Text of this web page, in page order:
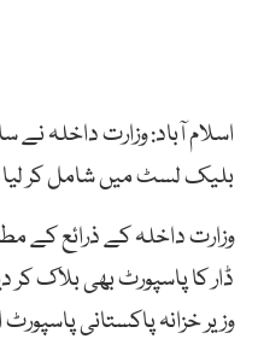
اسلام آباد: وزارت داخلہ نے
بلیک لسٹ میں شامل کر
وزارت داخلہ کے ذرائع کے
ڈار کا پاسپورٹ بھی بلاک
وزیر خزانہ پاکستانی